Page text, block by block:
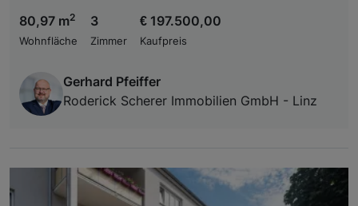
80,97 m2
Wohnfläche
3
Zimmer
€ 197.500,00
Kaufpreis
Gerhard Pfeiffer
Roderick Scherer Immobilien GmbH - Linz